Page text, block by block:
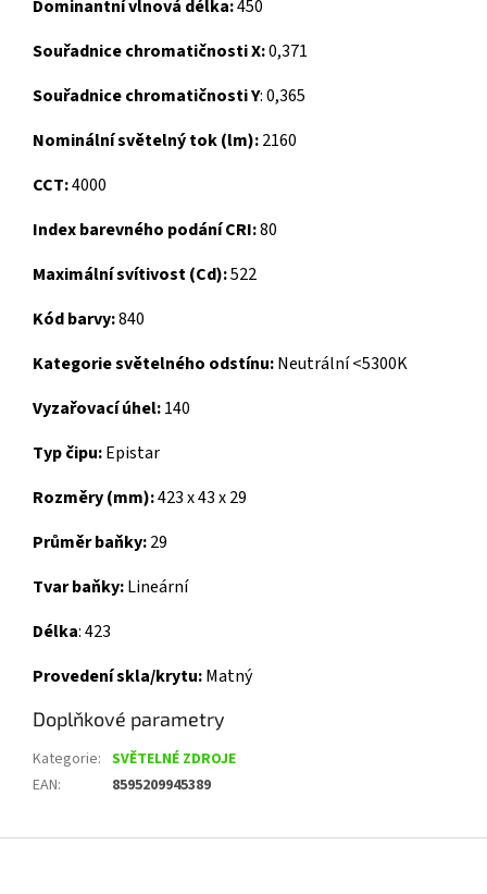
Dominantní vlnová délka:450
Souřadnice chromatičnosti X:0,371
Souřadnice chromatičnosti Y: 0,365
Nominální světelný tok (lm):2160
CCT:4000
Index barevného podání CRI:80
Maximální svítivost (Cd):522
Kód barvy:840
Kategorie světelného odstínu:Neutrální <5300K
Vyzařovací úhel:140
Typ čipu:Epistar
Rozměry (mm):423 x 43 x 29
Průměr baňky:29
Tvar baňky:Lineární
Délka: 423
Provedení skla/krytu:Matný
Doplňkové parametry
Kategorie: SVĚTELNÉ ZDROJE
EAN: 8595209945389